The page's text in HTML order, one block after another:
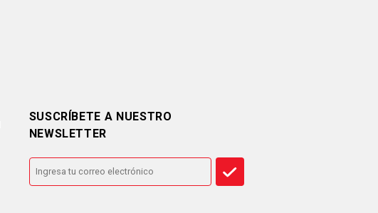
SUSCRÍBETE A NUESTRO
NEWSLETTER